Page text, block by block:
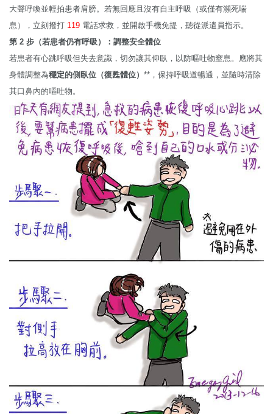
大聲呼喚並輕拍患者肩膀。若無回應且沒有自主呼吸（或僅有瀕死喘
息），立刻撥打 119 電話求救，並開啟手機免提，聽從派遣員指示。
第 2 步（若患者仍有呼吸）：調整安全體位
若患者有心跳呼吸但失去意識，切勿讓其仰臥，以防嘔吐物窒息。應將其
身體調整為穩定的側臥位（復甦體位） **，保持呼吸道暢通，並隨時清除
其口鼻內的嘔吐物。